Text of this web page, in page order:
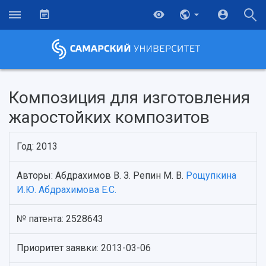
НАЗАД
История
Главные новости
Почему я выбираю Самарский университет?
Основные научные направления
Композиция для изготовления
жаростойких композитов
Год: 2013
Авторы: Абдрахимов В. З. Репин М. В. Рощупкина
И.Ю. Абдрахимова Е.С.
№ патента: 2528643
Приоритет заявки: 2013-03-06